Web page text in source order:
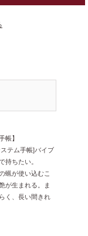
帳】
テム手帳]バイブ
持ちたい。
蝋が使い込むこ
が生まれる。ま
く、長い間きれ